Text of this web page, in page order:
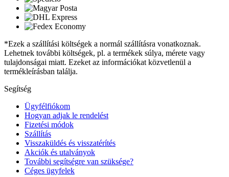
*Ezek a szállítási költségek a normál szállításra vonatkoznak.
Lehetnek további költségek, pl. a termékek súlya, mérete vagy
tulajdonságai miatt. Ezeket az információkat közvetlenül a
termékleírásban találja.
Segítség
Ügyfélfiókom
Hogyan adjak le rendelést
Fizetési módok
Szállítás
Visszaküldés és visszatérítés
Akciók és utalványok
További segítségre van szüksége?
Céges ügyfelek